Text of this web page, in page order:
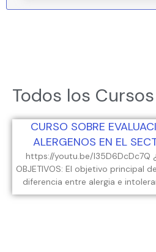
Todos los Cursos
CURSO SOBRE
ALERGENOS EN EL
https://youtu.be/I35D6DcDc7Q
OBJETIVOS: El objetivo principal
diferencia entre alergia e